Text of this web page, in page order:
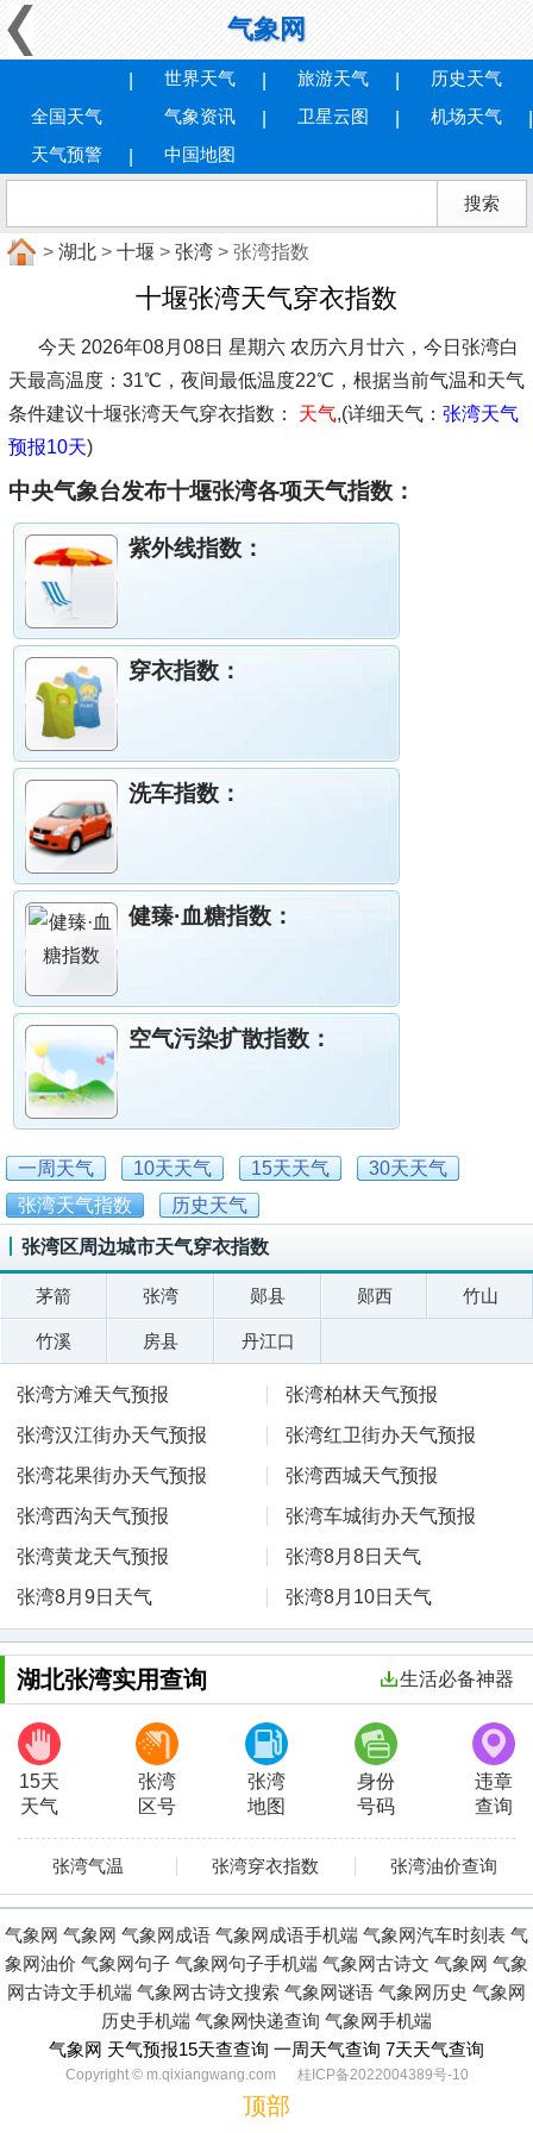
气象网
全国天气
世界天气 旅游天气
历史天气
气象资讯
卫星云图
机场天气
天气预警
中国地图
> 湖北 > 十堰 > 张湾 > 张湾指数
十堰张湾天气穿衣指数
今天 2026年08月08日 星期六 农历六月廿六，今日张湾白
天最高温度：31℃，夜间最低温度22℃，根据当前气温和天气
条件建议十堰张湾天气穿衣指数： 天气,(详细天气： 张湾天气
预报10天)
中央气象台发布十堰张湾各项天气指数：
紫外线指数：
穿衣指数：
洗车指数：
健臻·血糖指数：
空气污染扩散指数：
一周天气 10天天气 15天天气
30天天气
张湾天气指数
历史天气
张湾区周边城市天气穿衣指数
茅箭 张湾 郧县 郧西 竹山
竹溪 房县 丹江口
张湾方滩天气预报
张湾柏林天气预报
张湾汉江街办天气预报
张湾红卫街办天气预报
张湾花果街办天气预报
张湾西城天气预报
张湾西沟天气预报
张湾车城街办天气预报
张湾黄龙天气预报
张湾8月8日天气
张湾8月9日天气
张湾8月10日天气
湖北张湾实用查询 生活必备神器
15天
天气
张湾
区号
张湾
地图
身份
号码
违章
查询
张湾气温 张湾穿衣指数 张湾油价查询
气象网 气象网 气象网成语 气象网成语手机端 气象网汽车时刻表 气
象网油价 气象网句子 气象网句子手机端 气象网古诗文 气象网 气象
网古诗文手机端 气象网古诗文搜索 气象网谜语 气象网历史 气象网
历史手机端 气象网快递查询 气象网手机端
气象网 天气预报15天查查询 一周天气查询 7天天气查询
Copyright © m.qixiangwang.com 桂ICP备2022004389号-10
顶部